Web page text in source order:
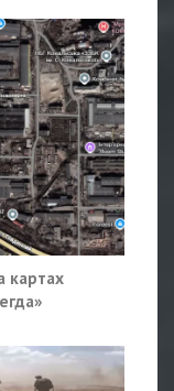
картах